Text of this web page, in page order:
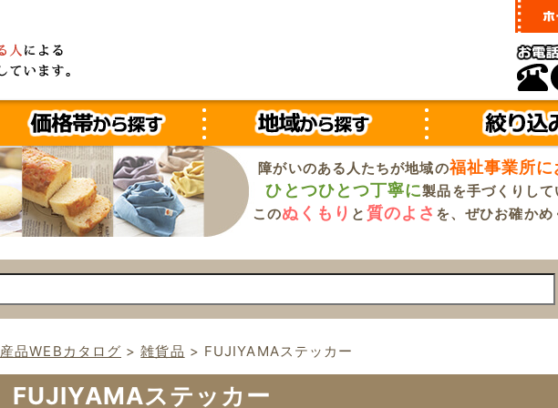
障がいのある人たちが地域の福祉事業所に
ひとつひとつ丁寧に製品を手づくりして
このぬくもり と 質のよさ を、ぜひお確かめ
品WEBカタログ >雑貨品 > FUJIYAMAステッカー
FUJIYAMAステッカー